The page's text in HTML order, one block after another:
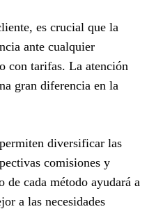
es crucial que la
ante cualquier
con tarifas. La atención
gran diferencia en la
diversificar las
comisiones y
de cada método ayudará a
a las necesidades